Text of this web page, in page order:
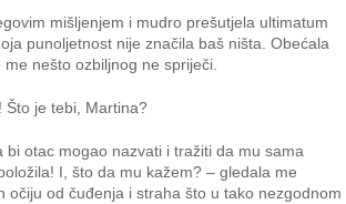
mišljenjem i mudro prešutjela ultimatum
punoljetnost nije značila baš ništa. Obećala
nešto ozbiljnog ne spriječi.
Što je tebi, Martina?
bi otac mogao nazvati i tražiti da mu sama
I, što da mu kažem? – gledala me
očiju od čuđenja i straha što u tako nezgodnom